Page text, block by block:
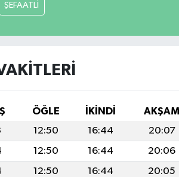
ŞEFAATLİ
ÖĞLE İKINDI AKŞAM
12:50 16:44 20:07
12:50 16:44 20:06
12:50 16:44 20:05